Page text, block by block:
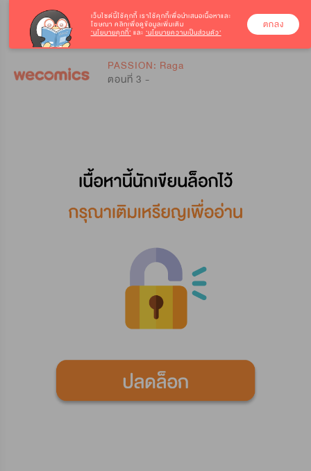
PASSION: Raga
ตอนที่ 3 -
เว็บไซต์นี้ใช้คุกกี้ เราใช้คุกกี้เพื่อนำเสนอเนื้อหาและ
โฆษณา คลิกเพื่อดูข้อมูลเพิ่มเติม
‘นโยบายคุกกี้’ และ ‘นโยบายความเป็นส่วนตัว’
ตกลง